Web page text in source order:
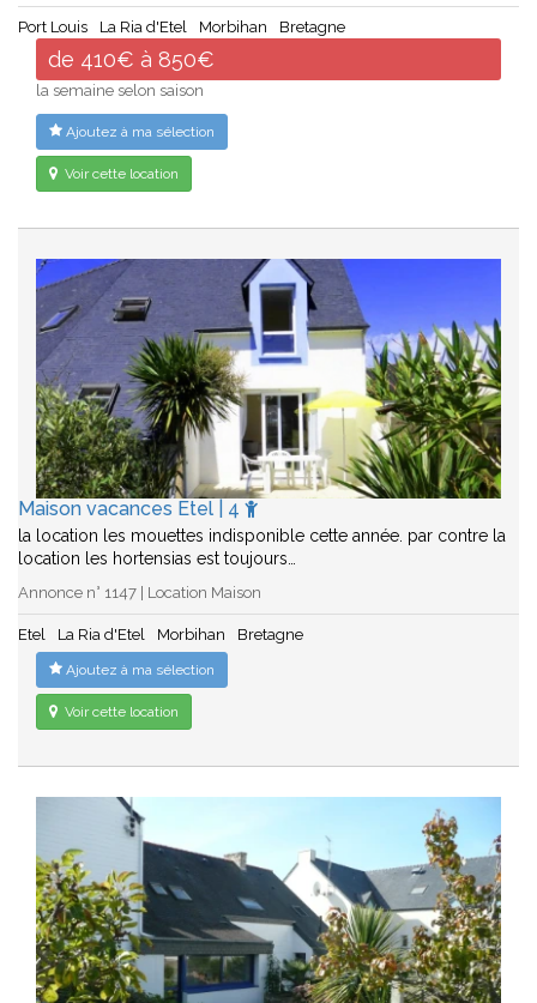
Port Louis La Ria d'Etel Morbihan Bretagne
de 410€ à 850€
la semaine selon saison
Ajoutez à ma sélection
Voir cette location
Maison vacances Etel | 4
la location les mouettes indisponible cette année. par contre la
location les hortensias est toujours…
Annonce n° 1147 | Location Maison
Etel La Ria d'Etel Morbihan Bretagne
Ajoutez à ma sélection
Voir cette location